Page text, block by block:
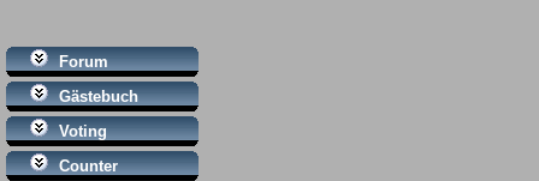
Forum
Gästebuch
Voting
Counter